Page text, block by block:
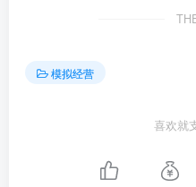
模拟经营
喜欢就